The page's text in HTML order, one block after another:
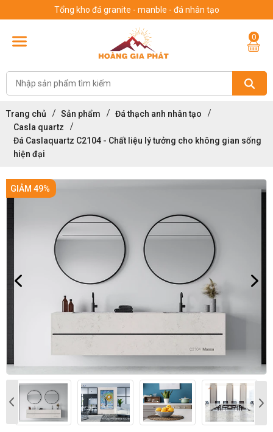
Tổng kho đá granite - manble - đá nhân tạo
0
Trang chủ Sản phẩm
Đá thạch anh nhân tạo
Casla quartz
Đá Caslaquartz C2104 - Chất liệu lý tưởng cho không gian sống
hiện đại
GIẢM 49%